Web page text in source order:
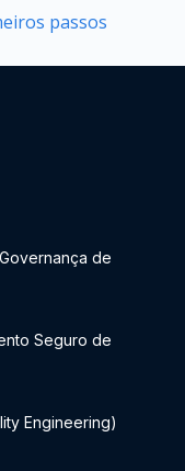
passos
Governança de
Seguro de
Engineering)